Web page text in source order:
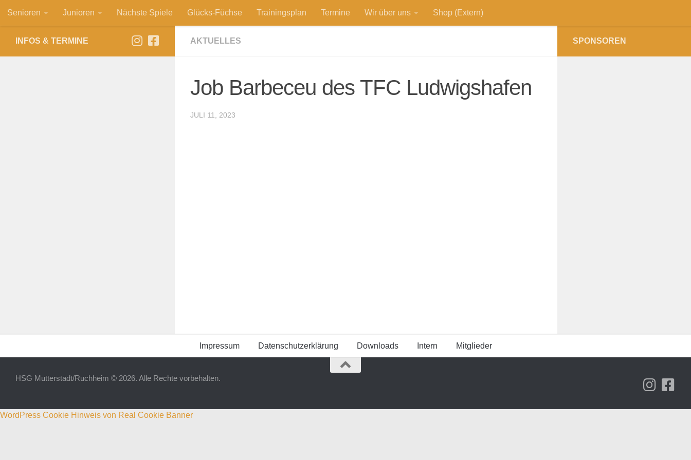
Zum Inhalt springen
Senioren Junioren Nächste Spiele Glücks-Füchse Trainingsplan Termine Wir über uns Shop (Extern)
AKTUELLES
Job Barbeceu des TFC Ludwigshafen
JULI 11, 2023
INFOS & TERMINE SPONSOREN
Impressum Datenschutz­erklärung Downloads Intern Mitglieder
HSG Mutterstadt/Ruchheim © 2026. Alle Rechte vorbehalten.
WordPress Cookie Hinweis von Real Cookie Banner